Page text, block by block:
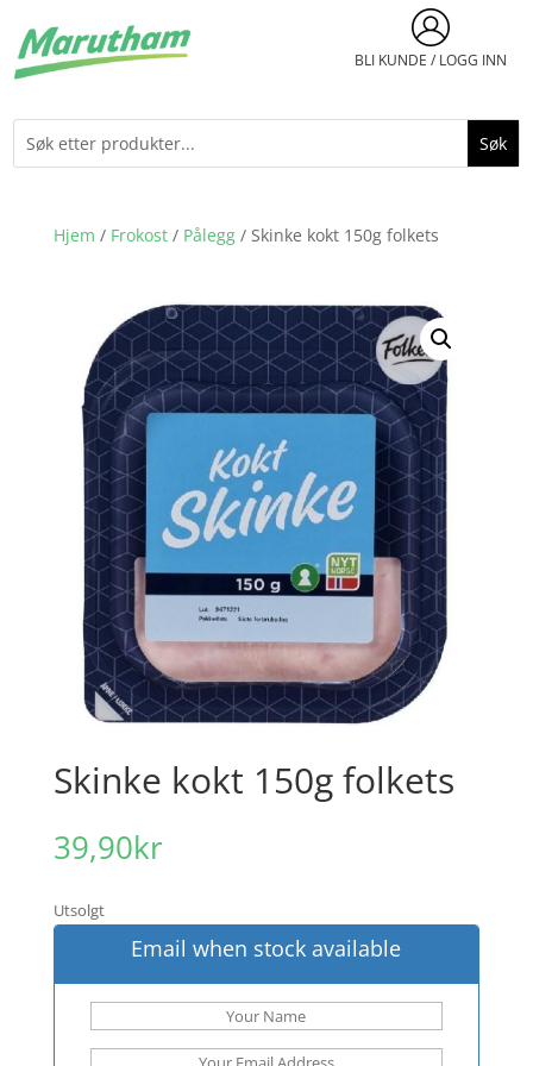
BLI KUNDE / LOGG INN
Hjem / Frokost/ Pålegg/ Skinke kokt 150g folkets
Skinke kokt 150g folkets
39,90kr
Utsolgt
Email when stock available